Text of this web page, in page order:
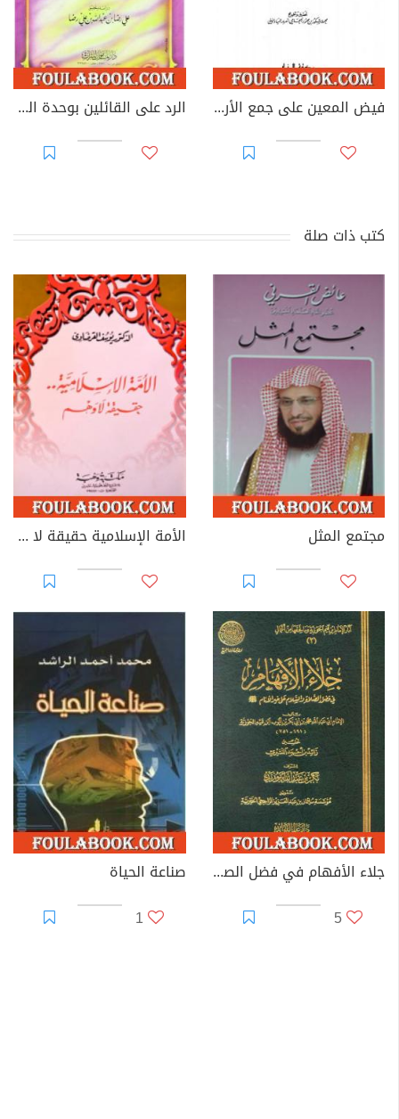
فيض المعين على جمع الأربعين في فضل القرآن المبين الرد على القائلين بوحدة الوجود
كتب ذات صلة
مجتمع المثل الأمة الإسلامية حقيقة لا وهم
جلاء الأفهام في فضل الصلاة والسلام على خير الأنام
5
صناعة الحياة
1